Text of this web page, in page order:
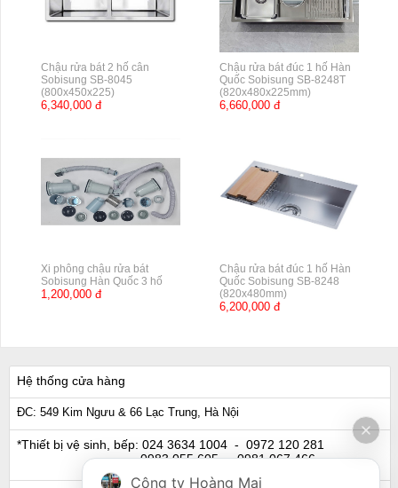
Chậu rửa bát 2 hố cân
Sobisung SB-8045
(800x450x225)
6,340,000 đ
Chậu rửa bát đúc 1 hố Hàn
Quốc Sobisung SB-8248T
(820x480x225mm)
6,660,000 đ
Xi phông chậu rửa bát
Sobisung Hàn Quốc 3 hố
1,200,000 đ
Chậu rửa bát đúc 1 hố Hàn
Quốc Sobisung SB-8248
(820x480mm)
6,200,000 đ
Hệ thống cửa hàng
ĐC: 549 Kim Ngưu & 66 Lạc Trung, Hà Nội
*Thiết bị vệ sinh, bếp: 024 3634 1004 - 0972 120 281
0983 055 605- 0981 067 466
Công ty Hoàng Mai